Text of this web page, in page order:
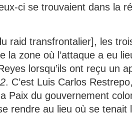
ci se trouvaient dans la
raid transfrontalier], les
la zone où l’attaque a eu
lorsqu’ils ont reçu un
. C’est Luis Carlos
Paix du gouvernement
rendre au lieu où se tenait